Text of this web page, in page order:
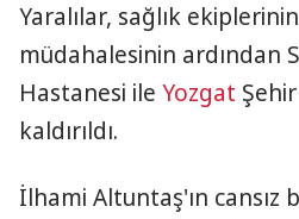
Yaralılar, sağlık
müdahalesinin ardından
Hastanesi ile Yozgat
kaldırıldı.
İlhami Altuntaş'ın cansız